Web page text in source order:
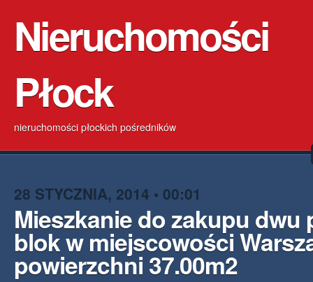
Nieruchomości
Płock
nieruchomości płockich pośredników
28 STYCZNIA, 2014 • 00:01
Mieszkanie do zakupu dwu
blok w miejscowości
powierzchni 37.00m2